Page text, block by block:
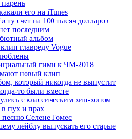
его на iTunes
счет на 100 тысяч долларов
последним
альбом
главреду Vogue
гимн к ЧМ-2018
новый клип
который никогда не выпустит
то были вместе
с классическим хип-хопом
в пух и прах
песню Селене Гомес
лейблу выпускать его старые